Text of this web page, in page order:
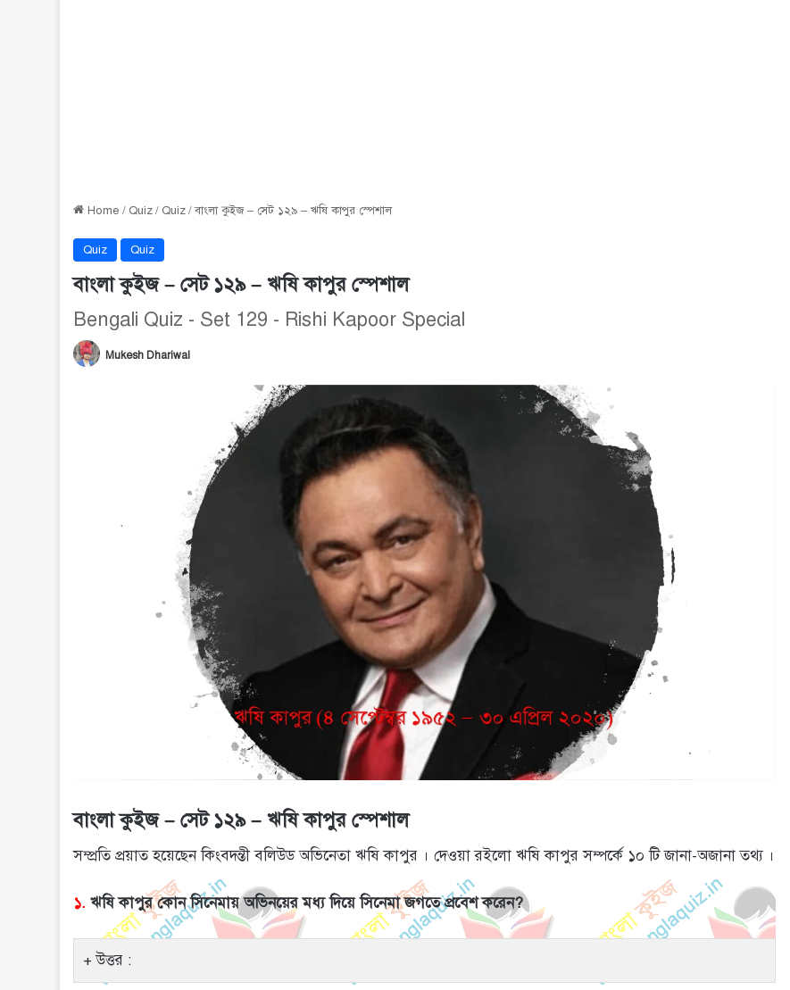
Home / Quiz / Quiz / বাংলা কুইজ – সেট ১২৯ – ঋষি কাপুর স্পেশাল
Quiz Quiz
বাংলা কুইজ – সেট ১২৯ – ঋষি কাপুর স্পেশাল
Bengali Quiz - Set 129 - Rishi Kapoor Special
Mukesh Dhariwal
বাংলা কুইজ – সেট ১২৯ – ঋষি কাপুর স্পেশাল
সম্প্রতি প্রয়াত হয়েছেন কিংবদন্তী বলিউড অভিনেতা ঋষি কাপুর । দেওয়া রইলো ঋষি কাপুর সম্পর্কে ১০ টি জানা-অজানা তথ্য ।
১. ঋষি কাপুর কোন সিনেমায় অভিনয়ের মধ্য দিয়ে সিনেমা জগতে প্রবেশ করেন?
উত্তর :